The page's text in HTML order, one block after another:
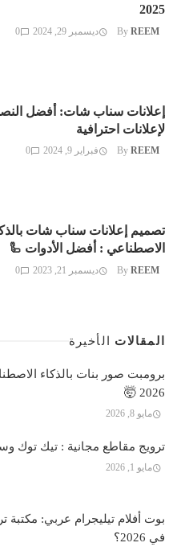
2025
By REEM ديسمبر 29, 2024 0
إعلانات سناب شات: أفضل
لإعلانات احترافية
By REEM فبراير 9, 2024 0
تصميم إعلانات سناب شات
الاصطناعي : أفضل الأدوات 🦾
By REEM ديسمبر 21, 2023 0
المقالات الأخيرة
برومبت صور بنات بالذكاء
2026 🤯
مايو 8, 2026
ترويج مقاطع مجانية : تيك توك
مايو 1, 2026
بوت أفلام تيليجرام عربي: مكتبة
في 2026؟